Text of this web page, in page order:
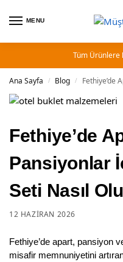
MENU
Tüm Ürünlere
Ana Sayfa / Blog / Fethiye’de
Fethiye’de
Pansiyonlar
Seti Nasıl
12 HAZIRAN 2026
Fethiye’de apart, pansiyon
misafir memnuniyetini